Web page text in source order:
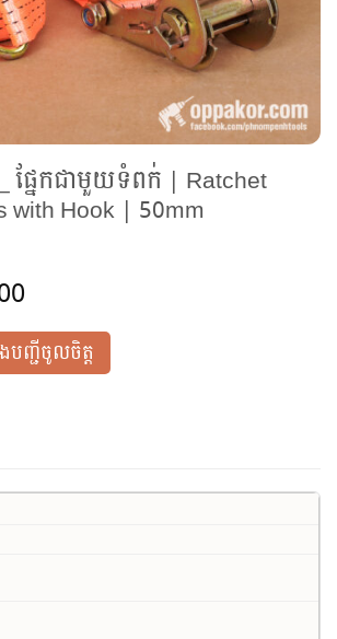
ផ្នែកជាមួយទំពក់ | Ratchet
with Hook | 50mm
range:
$6.00
through
បញ្ជីចូលចិត្ត